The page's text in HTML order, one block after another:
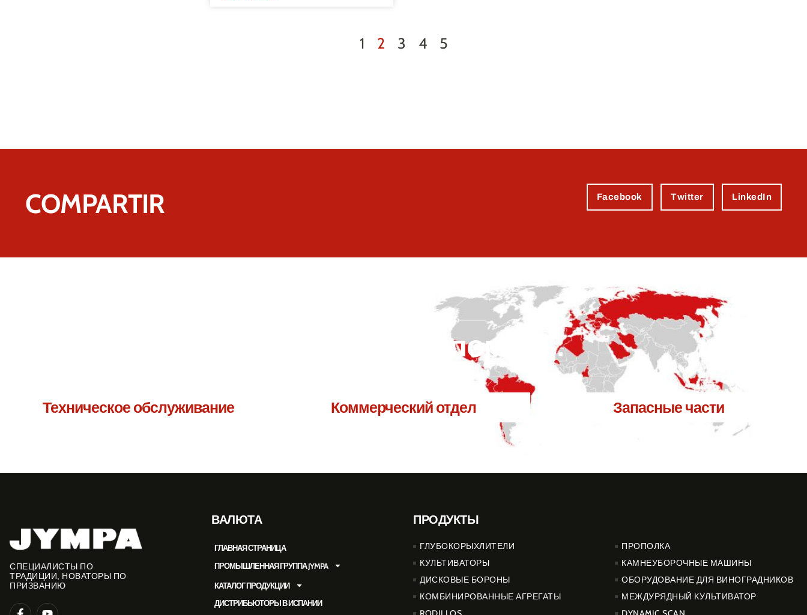
1 2 3 4 5
COMPARTIR Facebook Twitter LinkedIn
Я уверена, что мы сможем вам помочь.
Техническое обслуживание Коммерческий отдел Запасные части
СПЕЦИАЛИСТЫ ПО
ТРАДИЦИИ, НОВАТОРЫ ПО
ПРИЗВАНИЮ
ВАЛЮТА
ГЛАВНАЯ СТРАНИЦА
ПРОМЫШЛЕННАЯ ГРУППА JYMPA
КАТАЛОГ ПРОДУКЦИИ
ДИСТРИБЬЮТОРЫ В ИСПАНИИ
ПРОДУКТЫ
ГЛУБОКОРЫХЛИТЕЛИ
КУЛЬТИВАТОРЫ
ДИСКОВЫЕ БОРОНЫ
КОМБИНИРОВАННЫЕ АГРЕГАТЫ
ПРОПОЛКА
КАМНЕУБОРОЧНЫЕ МАШИНЫ
ОБОРУДОВАНИЕ ДЛЯ ВИНОГРАДНИКОВ
МЕЖДУРЯДНЫЙ КУЛЬТИВАТОР